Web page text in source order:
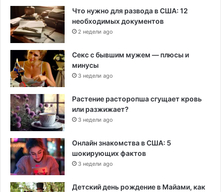
Что нужно для развода в США: 12
необходимых документов
2 недели ago
Секс с бывшим мужем — плюсы и
минусы
3 недели ago
Растение расторопша сгущает кровь
или разжижает?
3 недели ago
Онлайн знакомства в США: 5
шокирующих фактов
3 недели ago
Детский день рождение в Майами, как